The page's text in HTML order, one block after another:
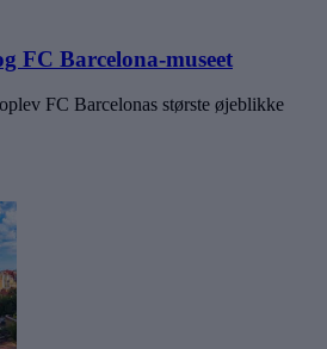
FC Barcelona-museet
FC Barcelonas største øjeblikke